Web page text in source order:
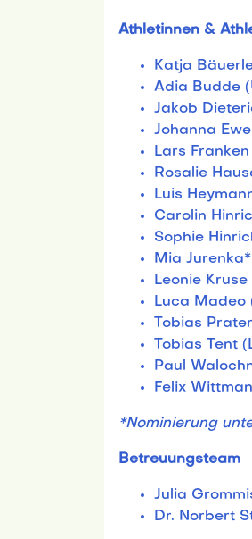
Athletinnen &
Katja
Adia Budde
Jakob
Johanna
Lars
Rosalie
Luis
Carolin
Sophie
Mia
Leonie
Luca Madeo
Tobias
Tobias Tent
Paul
Felix
*Nominierung
Betreuungsteam
Julia
Dr. Norbert